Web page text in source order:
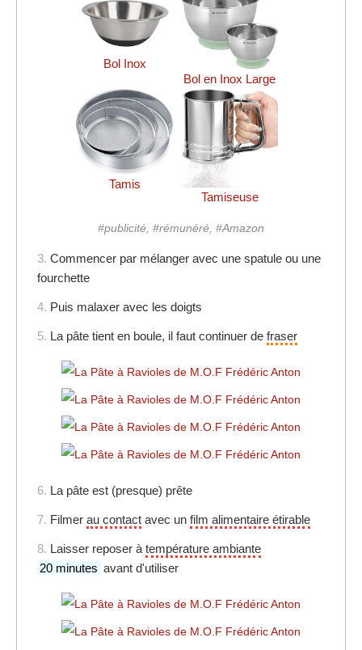
Bol Inox
Bol en Inox Large
Tamis
Tamiseuse
#publicité, #rémunéré, #Amazon
3. Commencer par mélanger avec une spatule ou une
fourchette
4. Puis malaxer avec les doigts
5. La pâte tient en boule, il faut continuer de fraser
6. La pâte est (presque) prête
7. Filmer au contact avec un film alimentaire étirable
8. Laisser reposer à température ambiante
20 minutes avant d'utiliser